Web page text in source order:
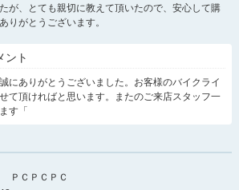
が、とても親切に教えて頂いたので、安心して購
りがとうございます。
ント
にありがとうございました。お客様のバイクライ
て頂ければと思います。またのご来店スタッフ一
す「
ＰＣＰＣＰＣ